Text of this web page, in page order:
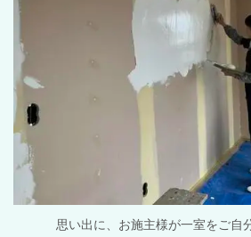
思い出に、お施主様が一室をご自